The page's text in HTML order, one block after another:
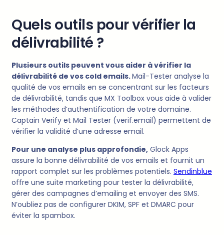
Quels outils pour vérifier la
délivrabilité ?
Plusieurs outils peuvent vous aider à vérifier la
délivrabilité de vos cold emails.Mail-Tester analyse la
qualité de vos emails en se concentrant sur les facteurs
de délivrabilité, tandis que MX Toolbox vous aide à valider
les méthodes d’authentification de votre domaine.
Captain Verify et Mail Tester (verif.email) permettent de
vérifier la validité d’une adresse email.
Pour une analyse plus approfondie, Glock Apps
assure la bonne délivrabilité de vos emails et fournit un
rapport complet sur les problèmes potentiels. Sendinblue
offre une suite marketing pour tester la délivrabilité,
gérer des campagnes d’emailing et envoyer des SMS.
N’oubliez pas de configurer DKIM, SPF et DMARC pour
éviter la spambox.